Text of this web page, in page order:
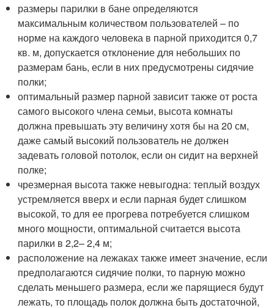
размеры парилки в бане определяются
максимальным количеством пользователей – по
норме на каждого человека в парной приходится 0,7
кв. м, допускается отклонение для небольших по
размерам бань, если в них предусмотрены сидячие
полки;
оптимальный размер парной зависит также от роста
самого высокого члена семьи, высота комнаты
должна превышать эту величину хотя бы на 20 см,
даже самый высокий пользователь не должен
задевать головой потолок, если он сидит на верхней
полке;
чрезмерная высота также невыгодна: теплый воздух
устремляется вверх и если парная будет слишком
высокой, то для ее прогрева потребуется слишком
много мощности, оптимальной считается высота
парилки в 2,2– 2,4 м;
расположение на лежаках также имеет значение, если
предполагаются сидячие полки, то парную можно
сделать меньшего размера, если же парящиеся будут
лежать, то площадь полок должна быть достаточной,